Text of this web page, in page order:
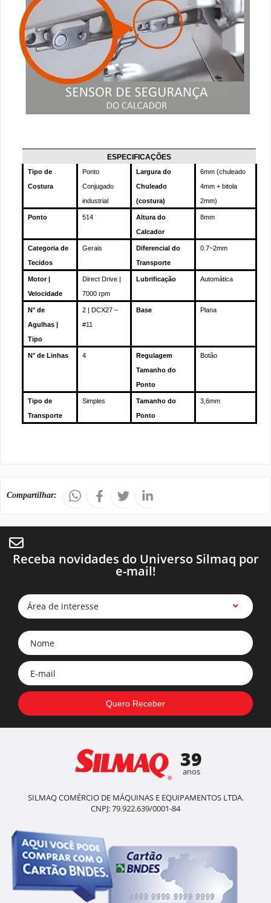
ESPECIFICAÇÕES
Tipo de
Costura
Ponto
Conjugado
industrial
Largura do
Chuleado
(costura)
6mm (chuleado
4mm + bitola
2mm)
Ponto 514
Altura do
Calcador
8mm
Categoria de
Tecidos
Gerais
Diferencial do
Transporte
0.7~2mm
Motor |
Velocidade
Direct Drive |
7000 rpm
Lubrificação Automática
N° de
Agulhas |
Tipo
2 | DCX27 –
#11
Base Plana
N° de Linhas 4
Regulagem
Tamanho do
Ponto
Botão
Tipo de
Transporte
Simples
Tamanho do
Ponto
3,6mm
Compartilhar:
Receba novidades do Universo Silmaq por
e-mail!
Área de interesse
39
anos
SILMAQ COMÉRCIO DE MÁQUINAS E EQUIPAMENTOS LTDA.
CNPJ: 79.922.639/0001-84